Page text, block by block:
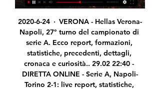
2020-6-24 · VERONA - Hellas Verona-Napoli, 27° turno del campionato di serie A. Ecco report, formazioni, statistiche, precedenti, dettagli, cronaca e curiosità.. 29.02 22:40 - DIRETTA ONLINE - Serie A, Napoli-Torino 2-1: live report, statistiche, formazioni, dettagli e precedenti

La partita Wolverhampton – Espanyol del 20 febbraio 2020 in diretta: presentazione, formazioni e tabellino in tempo reale del match valido per l’andata dei sedicesimi di Europa League, calcio d’inizio alle ore 21 WOLVERHAMPTON – Questa sera, giovedì 20 febbraio, alle ore 21 andrà in scena.

2020-7-12 · Fiorentina-Hellas Verona, dove vederla in tv e streaming. Fiorentina-Hellas Verona sarà trasmessa in diretta streaming da DAZN e sarà visibile per i suoi clienti anche sulle moderne smart tv compatibili con l'applicazione e su tutti i televisori collegati ad un dispositivo Amazon Fire TV Stick o Google Chromecast oppure ad una console PlayStation 4 o Xbox (Xbox One, Xbox One S, Xbox One X).

BSC Young Boys - Sporting Lisbona - Europa League 2023 BSC Young Boys - Sporting Lisbona - Europa League 2023 - 2024 › Fase Finale › Play-Off - Live Diretta Tabellino Streaming 15/02/2024 - I AM CALCIO ITALIA.

03.06.2020 ⚽Portimonense vs Gil Vicente ⚽Ponturi si Cote speciale ⚽ Analiza Statistici Avancronica ⚽Echipe probabile Jucatori Accidentati Ultimele rezultate directe ⚽Predictii Forma echipelor Portimonense vs Gil Vicente Citeste si ultimele discutii/comentarii.

Guida TV: dove vedere tutto il calcio in diretta TV e streaming 2 ore fa — 18.45 Young Boys-Sporting (Europa League) - DAZN; 18.45 Union SG-Eintracht 21.00 Diretta Gol Europa - SKY SPORT ARENA e SKY SPORT (canale 251); 21.00 Milan ...

Minuto 93′ della sfida con la Spal.Apertura in area di rigore per Zmrhal.Siamo un po’ defilati sulla destra dalla porta difesa da Letiza, estremo dei ferraresi.L’ex capitano dello Slavia Praga non ci pensa sue volte e calcia di potenza e precisione con la palla ad infilarsi nell’angolino basso alla sinistra del portiere. Un gol bellissimo a fare esplodere di gioia il Brescia e Jaromir.

Squadre IK Sleipner IFK Haninge BRB hanno giocato finora 4 partite. In media nelle partite vengono segnati 4.50 gol. IK Sleipner in media nella stagione segna 0.00 gol per partita. IK Sleipner Nelle 0 (%) partite giocate in casa sono stati

Young Boys - Sporting Lisbona in Diretta Streaming Guarda Young Boys - Sporting Lisbona Live e On Demand su DAZN IT con 2 dispositivi diversi contemporaneamente e connetti fino a 6 dispositivi.

Alessandro Giannessi, rimasto fuori di un posto, sarà la testa di serie numero 1 delle qualificazioni, che da tradizione si giocheranno a Roehampton per non deteriorare i campi di Wimbledon,. Federico Gaio – Yannick Hanfmann (Ger) Stefano Napolitano Napolitano – Vicent Millot (Fra)

Infine Sony che fornirà telecamere 4k, e videoproiettori in 4k per permettere la fruizione della canonizzazione in diverse modalità: Hd per tutti, (oltre un centinaio al momento i broadcaster che trasmetteranno in diretta), 3D full Hd, per un pubblico che sceglierà una delle 500 (di cui 120 in Italia) sale cinematografiche in 20 Paesi, e, infine, Ultra Hd (per un pubblico più ristretto).

Separate da 19 lunghezze, Bodø/Glimt e Stabæk prima della pausa hanno ottenuto risultati opposti. Bodø/Glimt Perdendo 3-1 sul campo dell'Odd, il Bodø/Glimt è rimasto bloccato a quota 42 e ha ceduto al Molde il primato in classifica. Stabæk Battendo 2-1 lo Strømsgodset, lo Stabæk ha centrato il secondo successo in 3 turni ed è balzato in undicesima posizione con 23 punti. Ricordato che.

Hellas Verona – Torino è il quarto anticipo della 16a Giornata di Serie A 2019/20, prevista nel turno che si disputa dal 14 al 16 dicembre 2019.Le due squadre si ritrovano allo Stadio Bentegodi di Verona, impianto che ospita le gare della formazione di casa, domenica 15 dicembre alle ore 12.30.

2020-5-17 · Pronostico e statistiche dell'incontro di calcio Yenisey Krasnoyarsk - SKA-Energiya Khabarovsk di Russia 1st Div del 12/08/2013. Disponibili anche tutti i pronostici della giornata del campionato Russia 1st Div

DAZN (pronuncia inglese [dəˈzoʊn], tedesca [dəˈzoːn]) è un servizio a pagamento di video streaming online, sia in diretta che on demand, di eventi sportivi.Fondato a Londra da DAZN Group (già Perform Group) l'8 luglio 2015, è disponibile in 30 paesi tra cui Germania, Austria, Svizzera, Giappone, Italia, Canada, Stati Uniti d'America, Spagna, Brasile e Albania.

Il difensore del Lecce Giulio Donati ha parlato della stagione dei pugliesi a Maracanà, trasmissione di TMW Radio.. Un nuovo inizio? "Giusto. Qui da dove tutto era iniziato. Sono contento di essere tornato, sono stato riaccolto con lo stesso entusiasmo di dieci anni fa".

11 hours ago · Lecce-Brescia si giocherà mercoledì alle 21:45 allo stadio “Via del Mare” di Lecce. Sarà visibile in diretta TV su Sky Sport 255. La stessa trasmissione sarà disponibile anche in diretta streaming tramite Sky Go, il servizio per dispositivi mobili a disposizione degli abbonati a Sky.

Sporting Lisbona - Young Boys: Diretta streaming e TV Puoi guardare in diretta streaming Sporting Lisbona vs. Young Boys su Now TV. Questo evento è trasmesso in diretta streaming su Now TV, DAZN e Sky Sports.

Live BSC Young Boys - Sporting Lisbona - 15/02/2024 18 dic 2023 — Eurosport è la vostra fonte per gli ultimi aggiornamenti sulle partite di Europa League. Ecco cosa è successo in BSC Young Boys - Sporting ...

AIUTO: Sei sui risultati Primavera 1 2019/2020 pagina nella sezione Calcio/Italia.Diretta.it offre livescore Primavera 1 2019/2020, risultati parziali e finali, classifiche Primavera 1 2019/2020 e dettagli del match. Oltre i risultati Primavera 1 2019/2020 puoi seguire 5000+ competizioni su …

Segui la diretta live di RB Leipzig - Paris Saint Germain su Yahoo Eurosport. Scopri le formazioni, i commenti sulla partita e tutte le ultime notizie su RB Leipzig - Paris Saint Germain.

Nasce The dark side of Movies, la nuova etichetta di distribuzione realizzata grazie alla collaborazione tra Ravenna Nightmare Film Fest e CINEMAF, piattaforma di streaming totalmente italiana. La mission dell’etichetta è quella di portare...

FINLANDIA (g.t.) – Il Vammalan Lentopallo, dopo essere stato in svantaggio 3-2 nella serie, completa la rimonta e si aggiudica lo scudetto vincendo in trasferata la decisiva gara 7. Finale: Gara 7 (28 aprile) Hurrikaani Loimaa – Vammalan Lentopallo 2-3 (21-25, 22-25, 25-20, 25-23, 10-15) Serie: 3-4 Top Scorer: Petrusevics 23, Jimmy Hernandez 20, Moilanen …

ATALANTA-BRESCIA 6-2 - GOL E HIGHLIGHTS - GIORNATA 33 - SERIE A TIM 2019/20: 14 luglio 2020 - domina il derby l'Atalanta di Gasperini, ora alla decima vittoria nelle ultime undici giornate e a quota 93 gol complessivi in campionato.

Con iFrame è possibile inserire la panoramica-Transfermarkt della rosa di una società nel proprio sito web. La panoramica è fatta in responsive design, utilizzabile così sia con PC, sia con Smartphone o …

Gil Vicente 20 : 30: Benfica More info: Sat: 29/02/20: PRL: Boavista 21 : 30: Gil Vicente More info: Sun: 08/03/20: PRL: Gil Vicente - Santa Clara More info: Sun: 15/03/20: PRL: Portimonense - Gil Vicente …

Il Benevento onora i tifosi: il saluto alla curva vuota. Nel silenzio del Vigorito i ragazzi di Pippo Inzaghi hanno battuto 4-0 il Pescara e al triplice fischio hanno festeggiato in questo modo.

Cronaca Maccabi Haifa - Young Boys - Live: la partita in Segui la diretta di Maccabi Haifa - Young Boys aggiornata in tempo reale. Coltiva la tua passione su Corriere dello Sport.

Streaming Lecce-Brescia. Se, invece, ti stai chiedendo come seguire la diretta TV di Lecce-Brescia, tutto quello che devi fare è attivare un abbonamento a DAZN, il nuovo servizio di streaming video che si è assicurato i diritti per la trasmissione della Serie B. Il costo dell’abbonamento è …

Kati Granroth è su Facebook. Iscriviti a Facebook per connetterti con Kati Granroth e altre persone che potresti conoscere. Grazie a Facebook puoi mantenere i contatti col mondo e avere una visione...

Allenatore, Bordalas. Dove vederla Inter-Getafe sarà trasmessa in esclusiva su Sky, canale 201 del satellite e 472 del digitale terrestre. Inoltre per gli abbonati ai servizi la partita è disponibile anche in streaming con le applicazioni SkyGo e Now Tv.

E’ stato sconfitto Federico Gaio (174 ATP) dall’alternate francese Gregoire Barrere (246 ATP) con il punteggio di 6-4 2-6 6-2 in 1h52′. Vittoria con qualche brivido di troppo per Alessandro Giannessi (123 ATP, tds 3) che elimina il croato Franko Skugor con lo score di 6-4 7-6(5) in 1h57′, lo spezzino ha rischiato di perdere il secondo parziale dov’è stato avanti 5-3 (con MP a.

Il Brescia dopo il passaggio da Corini a Grosso è tornato sui suoi passi richiamando l’allenatore della promozione. Ed è anche tornata la vittoria. Liverani dal canto suo vuole sfruttare il buon momento del Lecce, utilizzando soprattutto la buona forma di Falco, decisivo contro il Genoa, e il rientro di Lapadula.

L'orgoglio dell'Olympiacos, in una situazione di classifica mai così brutta negli ultimi dieci anni, viene fuori nella partita più difficile, ospitando al Pireo il CSKA Mosca. Canali: Olympiacos, Cska, Basket. EuroLeague - L'orgoglio dell'Olympiacos frantuma il CSKA Mosca

Fare la differenza con il pronostico Inter Getafe dei nostri esperti! Scommettere sulla competizione Europa League 2018-2019 coi nostri pronostici - 12/03/20

Foruden HTH Ligaen 2019/2020 live resultater kan du følge over 100 håndbold turneringer fra mere end 15 forskellige lande omkring i verden på FlashScore.dk. Bare klik på landets navn i vLa Roma non è partita per Siviglia. La Roma aveva in programma il volo charter per Siviglia alle 15.30 di oggi, in vista della partita in programma domani sera. Soltanto ad ora di pranzo, però, dopo una mattinata convulsa, è arrivata la decisione ufficiale: i giallorossi non partiranno alla volta del capoluogo andaluso.

Young Boys Sporting Lisbona in Dire